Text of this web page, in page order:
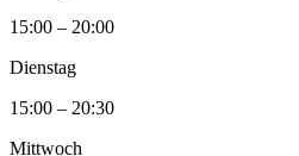
15:00 – 20:00
Dienstag
15:00 – 20:30
Mittwoch